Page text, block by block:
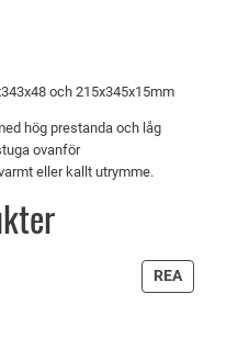
och 215x345x15mm
hög prestanda och låg
ovanför
eller kallt utrymme.
REA
PÅ